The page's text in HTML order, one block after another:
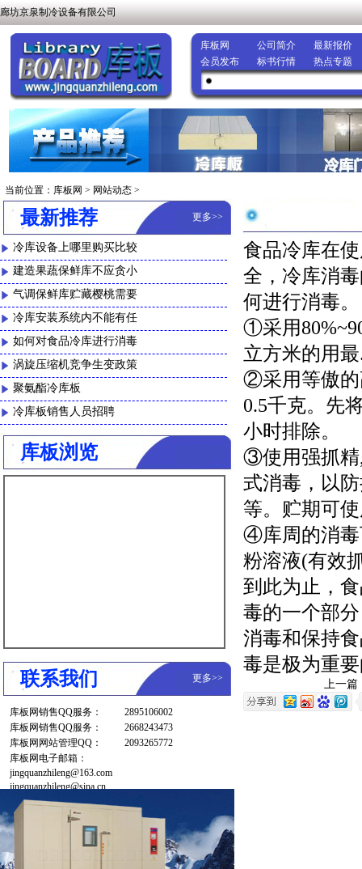
廊坊京泉制冷设备有限公司
库板网 公司简介
最新报价
会员发布
标书行情 热点专题
当前位置： 库板网 > 网站动态 >
最新推荐 更多>>
冷库设备上哪里购买比较
建造果蔬保鲜库不应贪小
气调保鲜库贮藏樱桃需要
冷库安装系统内不能有任
如何对食品冷库进行消毒
涡旋压缩机竞争生变政策
聚氨酯冷库板
冷库板销售人员招聘
库板浏览
联系我们 更多>>
库板网销售QQ服务：
2895106002
库板网销售QQ服务：
2668243473
库板网网站管理QQ：
2093265772
库板网电子邮箱：
jingquanzhileng@163.com
jingquanzhileng@sina.cn
食品冷库在
全，冷库消
何进行消毒。
①采用
立方米的用
②采用等傲的
0.5千克。先
小时排除。
③使用强抓精
式消毒，以
等。贮期可
④库周的消毒
粉溶液(有效
到此为止，
毒的一个部
消毒和保持
毒是极为重
上一篇